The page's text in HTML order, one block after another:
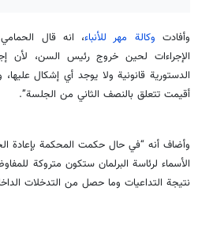
وأفادت وكالة مهر للأنباء، انه قال
الإجراءات لحين خروج رئيس السن، لأن
الدستورية قانونية ولا يوجد أي إشكال
أقيمت تتعلق بالنصف الثاني من الجلسة”.
وأضاف أنه “في حال حكمت المحكمة بإعادة
الأسماء لرئاسة البرلمان ستكون متروكة
نتيجة التداعيات وما حصل من التدخلات